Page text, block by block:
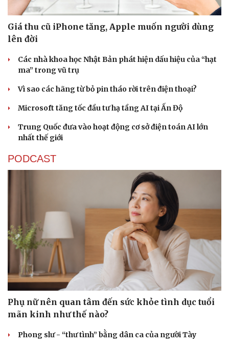
Ăn sạch sống khỏe
Giá thu cũ iPhone tăng, Apple muốn người dùng
lên đời
Các nhà khoa học Nhật Bản phát hiện dấu hiệu của “hạt
ma” trong vũ trụ
Vì sao các hãng từ bỏ pin tháo rời trên điện thoại?
Microsoft tăng tốc đầu tư hạ tầng AI tại Ấn Độ
Trung Quốc đưa vào hoạt động cơ sở điện toán AI lớn
nhất thế giới
PODCAST
Phụ nữ nên quan tâm đến sức khỏe tình dục tuổi
mãn kinh như thế nào?
Phong slư - “thư tình” bằng dân ca của người Tày